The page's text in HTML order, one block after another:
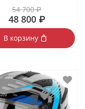
54 700 ₽
48 800 ₽
В корзину